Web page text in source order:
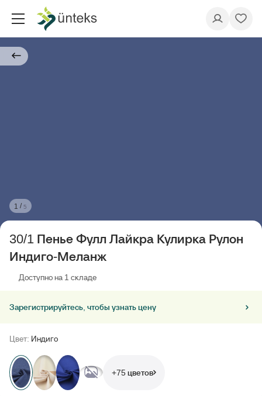
1 /5
30/1 Пенье Фулл Лайкра Кулирка Рулон
Индиго-Меланж
Доступно на 1 складе
Зарегистрируйтесь, чтобы узнать цену
Цвет: Индиго
+75 цветов